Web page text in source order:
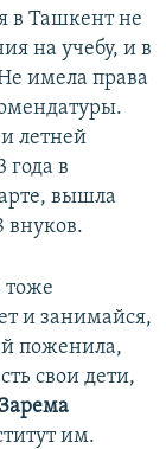
в Ташкент не
на учебу, и в
имела права
летней
года в
вышла
внуков.
тоже
и занимайся,
поженила,
свои дети,
Зарема
им.